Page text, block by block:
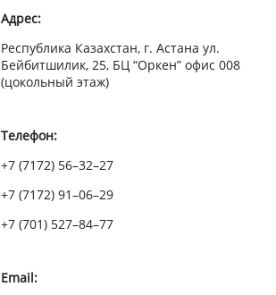
Адрес:
Республика Казахстан, г. Астана ул.
Бейбитшилик, 25, БЦ “Оркен” офис 008
(цокольный этаж)
Телефон:
+7 (7172) 56–32–27
+7 (7172) 91–06–29
+7 (701) 527–84–77
Email: